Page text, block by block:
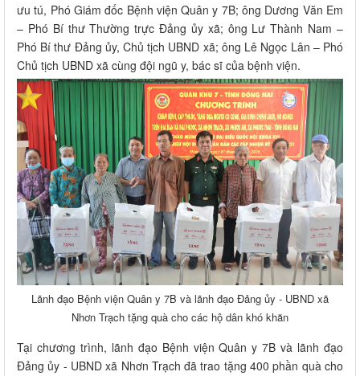
ưu tú, Phó Giám đốc Bệnh viện Quân y 7B; ông Dương Văn Em
– Phó Bí thư Thường trực Đảng ủy xã; ông Lư Thành Nam –
Phó Bí thư Đảng ủy, Chủ tịch UBND xã; ông Lê Ngọc Lân – Phó
Chủ tịch UBND xã cùng đội ngũ y, bác sĩ của bệnh viện.
Lãnh đạo Bệnh viện Quân y 7B và lãnh đạo Đảng ủy - UBND xã
Nhơn Trạch tặng quà cho các hộ dân khó khăn
Tại chương trình, lãnh đạo Bệnh viện Quân y 7B và lãnh đạo
Đảng ủy - UBND xã Nhơn Trạch đã trao tặng 400 phần quà cho